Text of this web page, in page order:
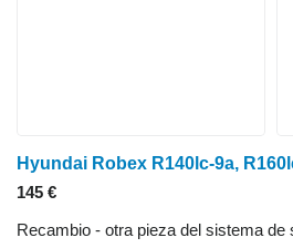
145 €
Recambio - otra pieza del sistema de